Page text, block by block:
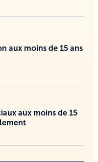
aux moins de 15 ans
aux moins de 15